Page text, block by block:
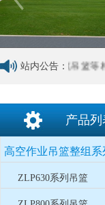
站内公告：
吊篮，建筑吊篮等相关
产品列
高空作业吊篮整组系
ZLP630系列吊篮